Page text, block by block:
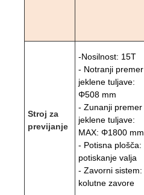
Stroj za
previjanje
-Nosilnost: 15T
- Notranji premer
jeklene tuljave:
Φ508 mm
- Zunanji premer
jeklene tuljave:
MAX: Φ1800 mm
- Potisna plošča:
potiskanje valja
- Zavorni sistem:
kolutne zavore